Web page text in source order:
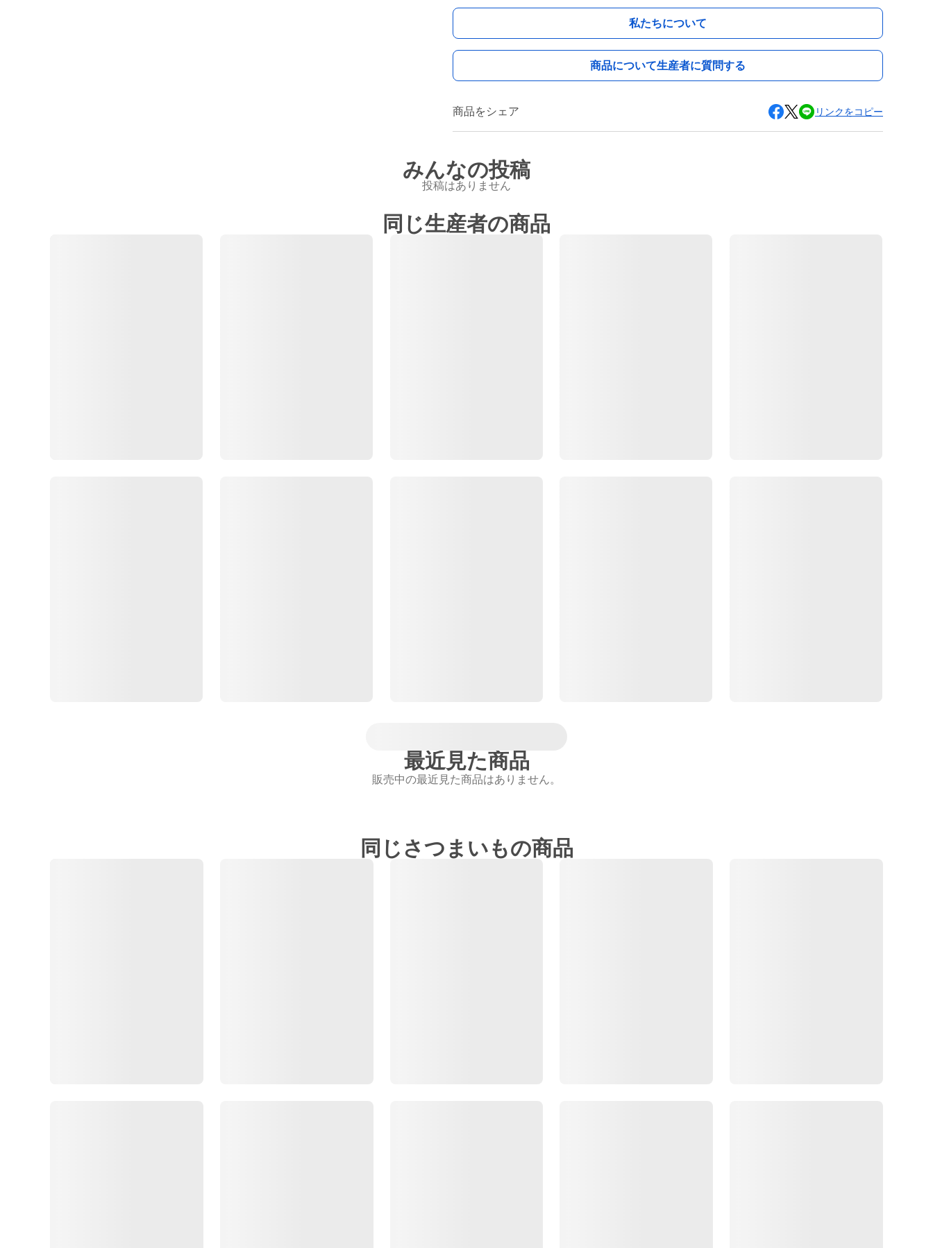
私たちについて
商品について生産者に質問する
商品をシェア リンクをコピー
みんなの投稿
投稿はありません
同じ生産者の商品
最近見た商品
販売中の最近見た商品はありません。
同じさつまいもの商品